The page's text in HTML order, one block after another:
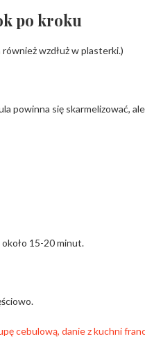
po kroku
wzdłuż w plasterki.)
powinna się skarmelizować,
15-20 minut.